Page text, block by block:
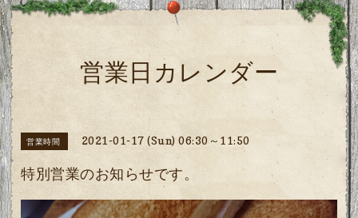
営業日カレンダー
営業時間 2021-01-17 (Sun) 06:30～11:50
特別営業のお知らせです。